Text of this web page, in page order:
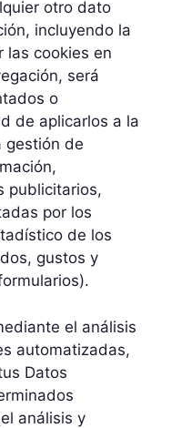
otro dato
incluyendo la
las cookies en
será
o
de aplicarlos a la
gestión de
publicitarios,
por los
de los
gustos y
el análisis
automatizadas,
Datos
análisis y